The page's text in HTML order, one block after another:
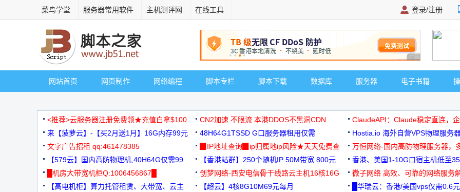
菜鸟学堂 服务器常用软件 主机测评网 在线工具 登录/注册
广告 商业广告，理
网站首页 网页制作 网络编程 脚本专栏 脚本下载 数据库 服务器 电子书籍
<推荐>云服务器注册免费领★充值白拿$100 CN2加速 不限流 本港DDOS不黑洞CDN
ClaudeAPI：Claude稳定直连，
来【菠萝云】-【买2月送1月】16G内存99元
48H64G1TSSD G口服务器租用仅需
3000+可免费测试
Hostia.io 海外自营VPS物理服务
文字广告招租 qq:461478385
▉IP地址查询▉ip归属地ip风险★天天免费查
万恒网络-国内高防物理服务器，
99元/月起
【579云】国内高防物理机,40H64G仅需99
元
【香港站群】250个随机IP 50M带宽 800元
香港、美国1-10G口宿主机低至
█机房大带宽机柜Q:1006456867█
创梦网络-西安电信骨干线路云主机16核16G
88元/月
微子网络 高效、可靠的网络服务
【高电机柜】算力托管租赁、大带宽、云主
【超云】4核8G10M69元每月
█华瑞云：香港/美国vps仅需0.6